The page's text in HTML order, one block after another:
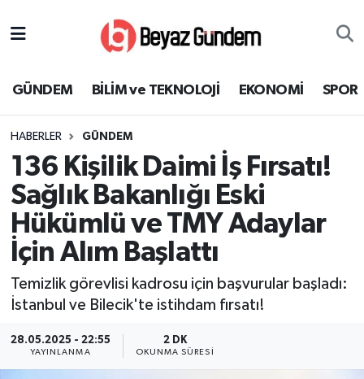
GÜNDEM BİLİM ve TEKNOLOJİ EKONOMİ SPOR
HABERLER GÜNDEM
136 Kişilik Daimi İş Fırsatı!
Sağlık Bakanlığı Eski
Hükümlü ve TMY Adaylar
İçin Alım Başlattı
Temizlik görevlisi kadrosu için başvurular başladı:
İstanbul ve Bilecik'te istihdam fırsatı!
28.05.2025 - 22:55
YAYINLANMA
2 DK
OKUNMA SÜRESI
EKONOMİ
SPOR
SAĞLIK
KÜLTÜR SANAT
MAGAZİN
Süper Lig Puan Durumu ve Fikstür
Tüm Manşetler
Son Dakika Haberleri